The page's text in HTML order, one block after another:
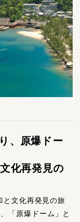
、原爆ドー
化再発見の
文化再発見の旅
「原爆ドーム」と